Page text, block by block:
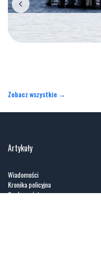
Zobacz wszystkie →
Artykuły
Wiadomości
Kronika policyjna
Społeczeństwo